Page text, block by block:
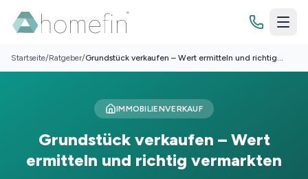
Immobilienbewertung
Grundstücksbewertung
Finanzierung
Budgetrechner
Startseite/Ratgeber/Grundstück verkaufen – Wert ermitteln und richtig
IMMOBILIENVERKAUF
Grundstück verkaufen – Wert
ermitteln und richtig vermarkten